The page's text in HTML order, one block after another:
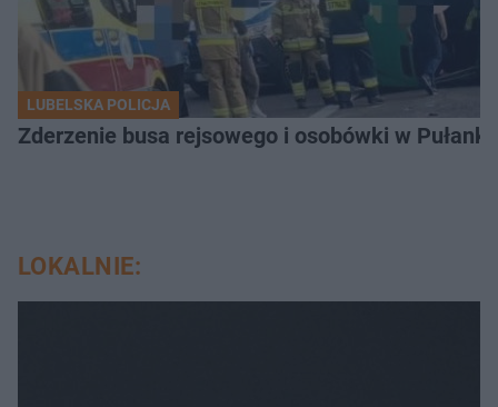
LUBELSKA POLICJA
Zderzenie busa rejsowego i osobówki w
LOKALNIE: